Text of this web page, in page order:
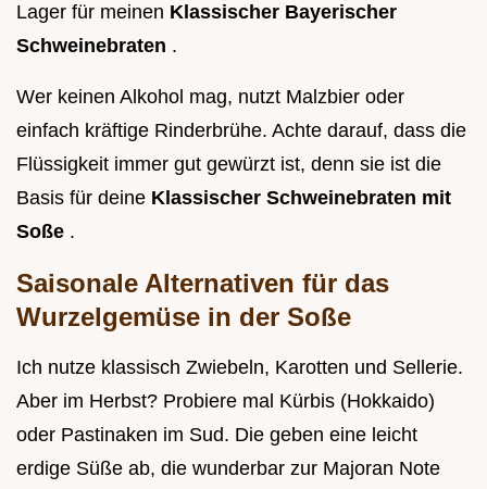
Lager für meinen Klassischer Bayerischer
Schweinebraten .
Wer keinen Alkohol mag, nutzt Malzbier oder
einfach kräftige Rinderbrühe. Achte darauf, dass die
Flüssigkeit immer gut gewürzt ist, denn sie ist die
Basis für deine Klassischer Schweinebraten mit
Soße .
Saisonale Alternativen für das
Wurzelgemüse in der Soße
Ich nutze klassisch Zwiebeln, Karotten und Sellerie.
Aber im Herbst? Probiere mal Kürbis (Hokkaido)
oder Pastinaken im Sud. Die geben eine leicht
erdige Süße ab, die wunderbar zur Majoran Note